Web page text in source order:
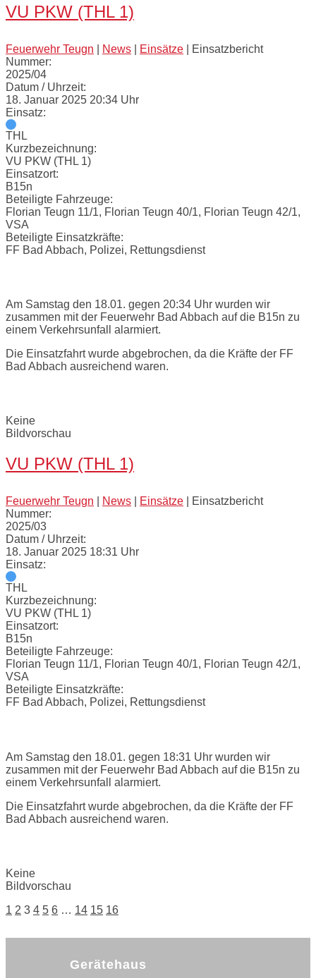
VU PKW (THL 1)
Feuerwehr Teugn News Einsätze
Einsatzbericht
Nummer:
2025/04
Datum / Uhrzeit:
18. Januar 2025 20:34 Uhr
Einsatz:
THL
Kurzbezeichnung:
VU PKW (THL 1)
Einsatzort:
B15n
Beteiligte Fahrzeuge:
Florian Teugn 11/1, Florian Teugn 40/1, Florian Teugn 42/1,
VSA
Beteiligte Einsatzkräfte:
FF Bad Abbach, Polizei, Rettungsdienst
Am Samstag den 18.01. gegen 20:34 Uhr wurden wir
zusammen mit der Feuerwehr Bad Abbach auf die B15n zu
einem Verkehrsunfall alarmiert.
Die Einsatzfahrt wurde abgebrochen, da die Kräfte der FF
Bad Abbach ausreichend waren.
Keine
Bildvorschau
VU PKW (THL 1)
Feuerwehr Teugn News Einsätze
Einsatzbericht
Nummer:
2025/03
Datum / Uhrzeit:
18. Januar 2025 18:31 Uhr
Einsatz:
THL
Kurzbezeichnung:
VU PKW (THL 1)
Einsatzort:
B15n
Beteiligte Fahrzeuge:
Florian Teugn 11/1, Florian Teugn 40/1, Florian Teugn 42/1,
VSA
Beteiligte Einsatzkräfte:
FF Bad Abbach, Polizei, Rettungsdienst
Am Samstag den 18.01. gegen 18:31 Uhr wurden wir
zusammen mit der Feuerwehr Bad Abbach auf die B15n zu
einem Verkehrsunfall alarmiert.
Die Einsatzfahrt wurde abgebrochen, da die Kräfte der FF
Bad Abbach ausreichend waren.
Keine
Bildvorschau
Posts
1 2 3 4 5 6 … 14 15 16
Gerätehaus